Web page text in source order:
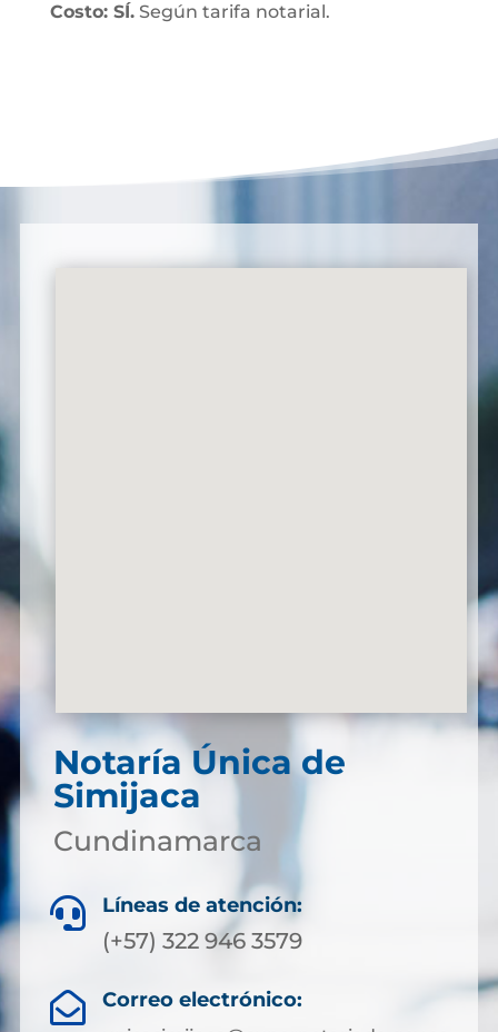
Costo: SÍ.Según tarifa notarial.
Notaría Única de
Simijaca
Cundinamarca
 Líneas de atención:
(+57) 322 946 3579
 Correo electrónico: